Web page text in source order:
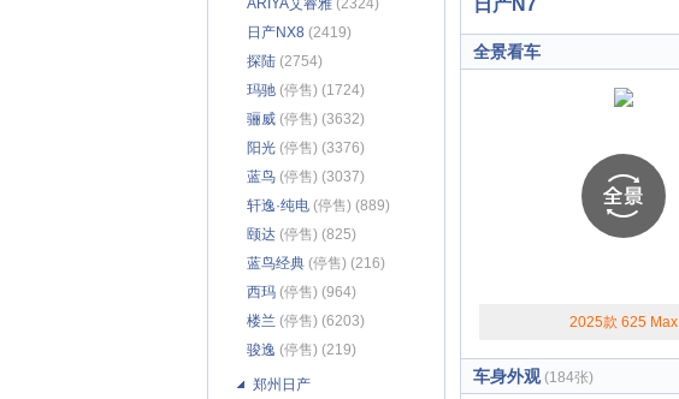
ARIYA艾睿雅 (2324)
日产NX8 (2419)
探陆 (2754)
玛驰 (停售) (1724)
骊威 (停售) (3632)
阳光 (停售) (3376)
蓝鸟 (停售) (3037)
轩逸·纯电 (停售) (889)
颐达 (停售) (825)
蓝鸟经典 (停售) (216)
西玛 (停售) (964)
楼兰 (停售) (6203)
骏逸 (停售) (219)
郑州日产
日产N7
全景看车
2025款 625 Max
车身外观(184张)